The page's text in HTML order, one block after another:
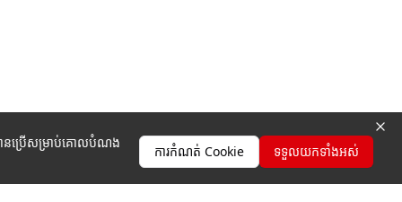
ានប្រើសម្រាប់គោលបំណង
ការកំណត់ Cookie ទទួលយកទាំងអស់